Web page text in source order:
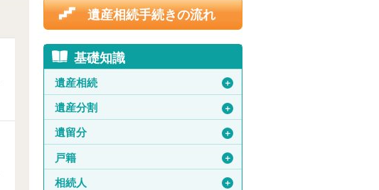
遺産相続手続きの流れ
基礎知識
遺産相続 ＋
遺産分割 ＋
遺留分 ＋
戸籍 ＋
相続人 ＋